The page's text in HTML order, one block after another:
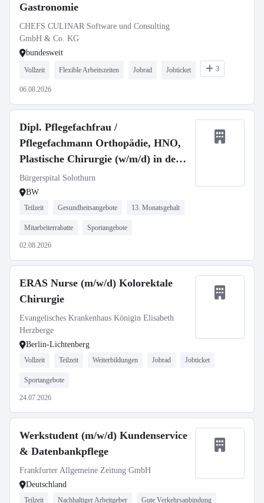
Gastronomie
CHEFS CULINAR Software und Consulting
GmbH & Co. KG
bundesweit
Vollzeit Flexible Arbeitszeiten Jobrad Jobticket 3
06.08.2026
Dipl. Pflegefachfrau /
Pflegefachmann Orthopädie, HNO,
Plastische Chirurgie (w/m/d) in der
Schweiz
Bürgerspital Solothurn
BW
Teilzeit Gesundheitsangebote 13. Monatsgehalt
Mitarbeiterrabatte Sportangebote
02.08.2026
ERAS Nurse (m/w/d) Kolorektale
Chirurgie
Evangelisches Krankenhaus Königin Elisabeth
Herzberge
Berlin-Lichtenberg
Vollzeit Teilzeit Weiterbildungen Jobrad Jobticket
Sportangebote
24.07.2026
Werkstudent (m/w/d) Kundenservice
& Datenbankpflege
Frankfurter Allgemeine Zeitung GmbH
Deutschland
Teilzeit Nachhaltiger Arbeitgeber Gute Verkehrsanbindung